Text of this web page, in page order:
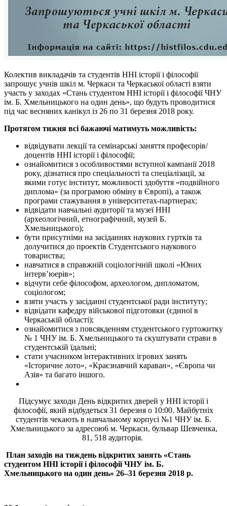
Колектив викладачів та студентів ННІ історії і філософії
запрошує учнів шкіл м. Черкаси та Черкаської області взяти
участь у заходах «Стань студентом ННІ історії і філософії ЧНУ
ім. Б. Хмельницького на один день», що будуть проводитися
під час весняних канікул із 26 по 31 березня 2018 року.
Протягом тижня всі бажаючі матимуть можливість:
відвідувати лекції та семінарські заняття професорів/
доцентів ННІ історії і філософії;
ознайомитися з особливостями вступної кампанії 2018
року, дізнатися про спеціальності та спеціалізації, за
якими готує інститут, можливості здобуття «подвійного
диплома» (за програмою обміну в Європі), а також
програми стажування в університетах-партнерах;
відвідати навчальні аудиторії та музеї ННІ
(археологічний, етнографічний, музей Б.
Хмельницького);
бути присутніми на засіданнях наукових гуртків та
долучитися до проектів Студентського наукового
товариства;
навчатися в справжній соціологічній школі «Юних
інтерв’юерів»;
відчути себе філософом, археологом, дипломатом,
соціологом;
взяти участь у засіданні студентської ради інституту;
відвідати кафедру військової підготовки (єдиної в
Черкаській області);
ознайомитися з повсякденням студентського гуртожитку
№ 1 ЧНУ ім. Б. Хмельницького та скуштувати страви в
студентській їдальні;
стати учасником інтерактивних ігрових занять
«Історичне лото», «Краєзнавчий караван», «Європа чи
Азія» та багато іншого.
Підсумує заходи День відкритих дверей у ННІ історії і
філософії, який відбудеться 31 березня о 10:00. Майбутніх
студентів чекають в навчальному корпусі №1 ЧНУ ім. Б.
Хмельницького за адресою6 м. Черкаси, бульвар Шевченка,
81, 518 аудиторія.
План заходів на тиждень відкритих занять «Стань
студентом ННІ історії і філософії ЧНУ ім. Б.
Хмельницького на один день» 26–31 березня 2018 р.